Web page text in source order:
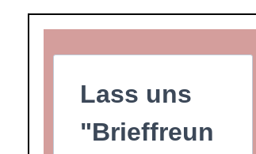
Lass uns
"Brieffreun